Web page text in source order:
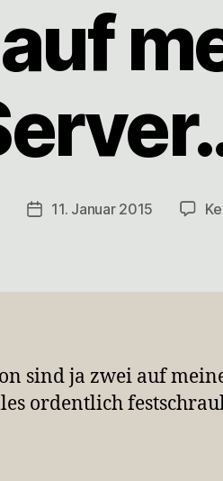
Veröffentlichungsdatum
11. Januar 2015
sind ja zwei auf
ordentlich